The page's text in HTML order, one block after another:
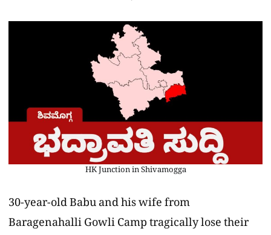
HK Junction in Shivamogga
30-year-old Babu and his wife from
Baragenahalli Gowli Camp tragically lose their